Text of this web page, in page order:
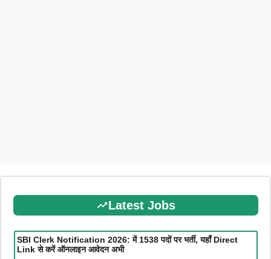
Latest Jobs
SBI Clerk Notification 2026: में 1538 पदों पर भर्ती, यहाँ Direct
Link से करें ऑनलाइन आवेदन अभी